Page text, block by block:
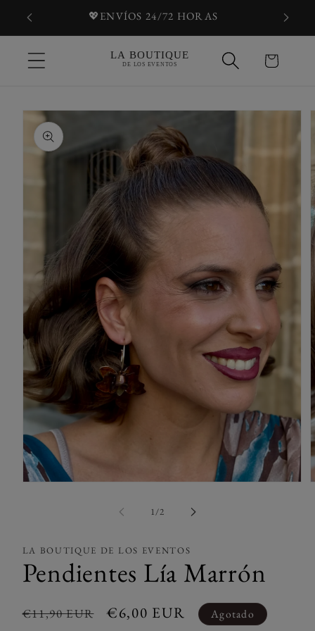
directamente
al contenido
💖ENVÍOS 24/72 HORAS
Carrito
directamente
a la
información
del producto
ventana
1/de
2
LA BOUTIQUE DE LOS EVENTOS
Pendientes Lía Marrón
Precio
€11,90 EUR
Precio
€6,00 EUR Agotado